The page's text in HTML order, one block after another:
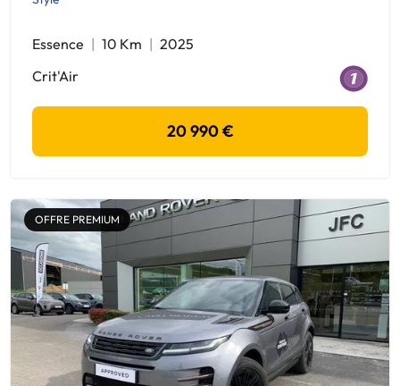
Essence 10 Km
2025
Crit'Air
20 990 €
OFFRE PREMIUM